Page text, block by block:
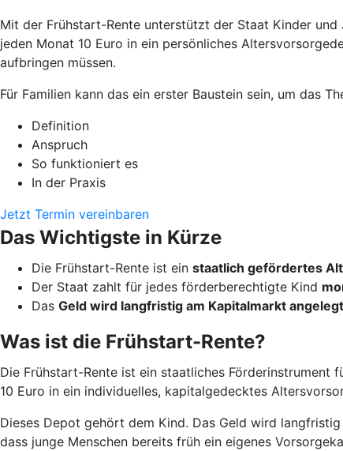
Mit der Frühstart-Rente unterstützt der Staat Kinder
jeden Monat 10 Euro in ein persönliches
aufbringen müssen.
Für Familien kann das ein erster Baustein sein, um das
Definition
Anspruch
So funktioniert es
In der Praxis
Jetzt Termin vereinbaren
Das Wichtigste in Kürze
Die Frühstart-Rente ist ein staatlich gefördertes
Der Staat zahlt für jedes förderberechtigte Kind
Das Geld wird langfristig am Kapitalmarkt angelegt
Was ist die Frühstart-Rente?
Die Frühstart-Rente ist ein staatliches
10 Euro in ein individuelles, kapitalgedecktes
Dieses Depot gehört dem Kind. Das Geld wird
dass junge Menschen bereits früh ein eigenes